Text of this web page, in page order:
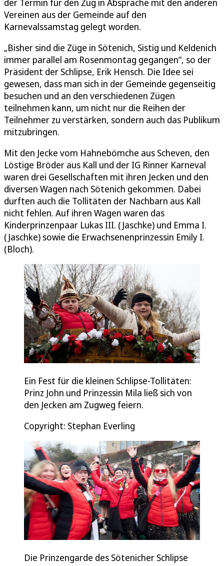
der Termin für den Zug in Absprache mit den anderen
Vereinen aus der Gemeinde auf den
Karnevalssamstag gelegt worden.
„Bisher sind die Züge in Sötenich, Sistig und Keldenich
immer parallel am Rosenmontag gegangen“, so der
Präsident der Schlipse, Erik Hensch. Die Idee sei
gewesen, dass man sich in der Gemeinde gegenseitig
besuchen und an den verschiedenen Zügen
teilnehmen kann, um nicht nur die Reihen der
Teilnehmer zu verstärken, sondern auch das Publikum
mitzubringen.
Mit den Jecke vom Hahnebömche aus Scheven, den
Löstige Bröder aus Kall und der IG Rinner Karneval
waren drei Gesellschaften mit ihren Jecken und den
diversen Wagen nach Sötenich gekommen. Dabei
durften auch die Tollitäten der Nachbarn aus Kall
nicht fehlen. Auf ihren Wagen waren das
Kinderprinzenpaar Lukas III. (Jaschke) und Emma I.
(Jaschke) sowie die Erwachsenenprinzessin Emily I.
(Bloch).
Ein Fest für die kleinen Schlipse-Tollitäten:
Prinz John und Prinzessin Mila ließ sich von
den Jecken am Zugweg feiern.
Copyright: Stephan Everling
Die Prinzengarde des Sötenicher Schlipse